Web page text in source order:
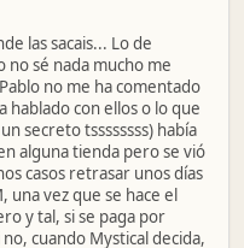
las sacais... Lo de
sé nada mucho me
no me ha comentado
hablado con ellos o lo que
secreto tssssssss) había
alguna tienda pero se vió
casos retrasar unos días
una vez que se hace el
y tal, si se paga por
cuando Mystical decida,